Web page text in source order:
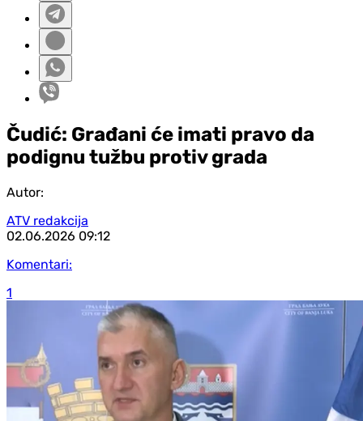
Čudić: Građani će imati pravo da
podignu tužbu protiv grada
Autor:
ATV redakcija
02.06.2026 09:12
Komentari:
1